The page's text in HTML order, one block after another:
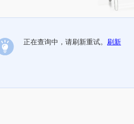
正在查询中，请刷新重试。 刷新